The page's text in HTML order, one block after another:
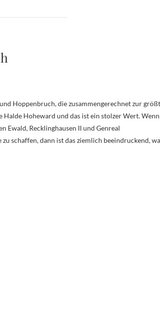
Hoppenbruch, die zusammengerechnet zur
Halde Hoheward und das ist ein stolzer Wert.
Ewald, Recklinghausen II und Genreal
schaffen, dann ist das ziemlich beeindruckend,